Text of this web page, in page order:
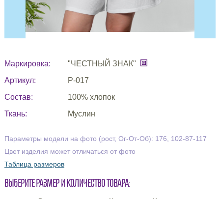
Маркировка:
"ЧЕСТНЫЙ ЗНАК"
Артикул:
Р-017
Состав:
100% хлопок
Ткань:
Муслин
Параметры модели на фото (рост, Ог-От-Об): 176, 102-87-117
Цвет изделия может отличаться от фото
Таблица размеров
Выберите размер и количество товара: